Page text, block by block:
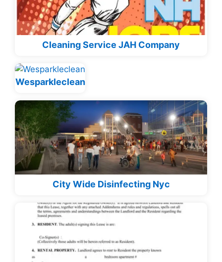
Cleaning Service JAH Company
Wesparkleclean
City Wide Disinfecting Nyc